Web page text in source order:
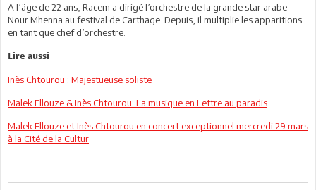
A l’âge de 22 ans, Racem a dirigé l’orchestre de la grande star arabe
Nour Mhenna au festival de Carthage. Depuis, il multiplie les apparitions
en tant que chef d’orchestre.
Lire aussi
Inès Chtourou : Majestueuse soliste
Malek Ellouze & Inès Chtourou: La musique en Lettre au paradis
Malek Ellouze et Inès Chtourou en concert exceptionnel mercredi 29 mars
à la Cité de la Cultur